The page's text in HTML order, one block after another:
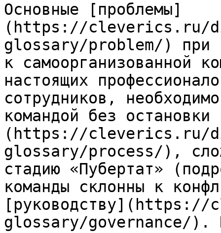
Основные [проблемы]
(https://cleverics.ru/
glossary/problem/) при
к самоорганизованной
настоящих
сотрудников,
командой без
(https://cleverics.ru/
glossary/process/),
стадию «Пубертат»
команды склонны к
glossary/governance/).